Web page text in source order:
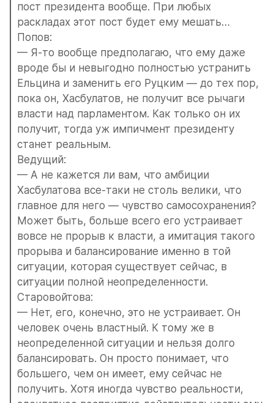
пост президента вообще. При любых
раскладах этот пост будет ему мешать…
Попов:
— Я-то вообще предполагаю, что ему даже
вроде бы и невыгодно полностью устранить
Ельцина и заменить его Руцким — до тех пор,
пока он, Хасбулатов, не получит все рычаги
власти над парламентом. Как только он их
получит, тогда уж импичмент президенту
станет реальным.
Ведущий:
— А не кажется ли вам, что амбиции
Хасбулатова все-таки не столь велики, что
главное для него — чувство самосохранения?
Может быть, больше всего его устраивает
вовсе не прорыв к власти, а имитация такого
прорыва и балансирование именно в той
ситуации, которая существует сейчас, в
ситуации полной неопределенности.
Старовойтова:
— Нет, его, конечно, это не устраивает. Он
человек очень властный. К тому же в
неопределенной ситуации и нельзя долго
балансировать. Он просто понимает, что
большего, чем он имеет, ему сейчас не
получить. Хотя иногда чувство реальности,